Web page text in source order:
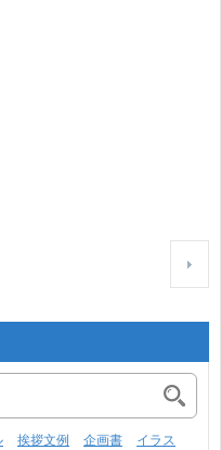
挨拶文例 企画書
イラス